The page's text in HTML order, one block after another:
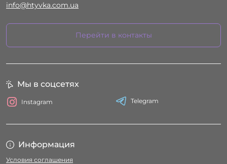
info@htyvka.com.ua
Перейти в контакты
Информация
Условия соглашения
Мы в соцсетях
Instagram Telegram